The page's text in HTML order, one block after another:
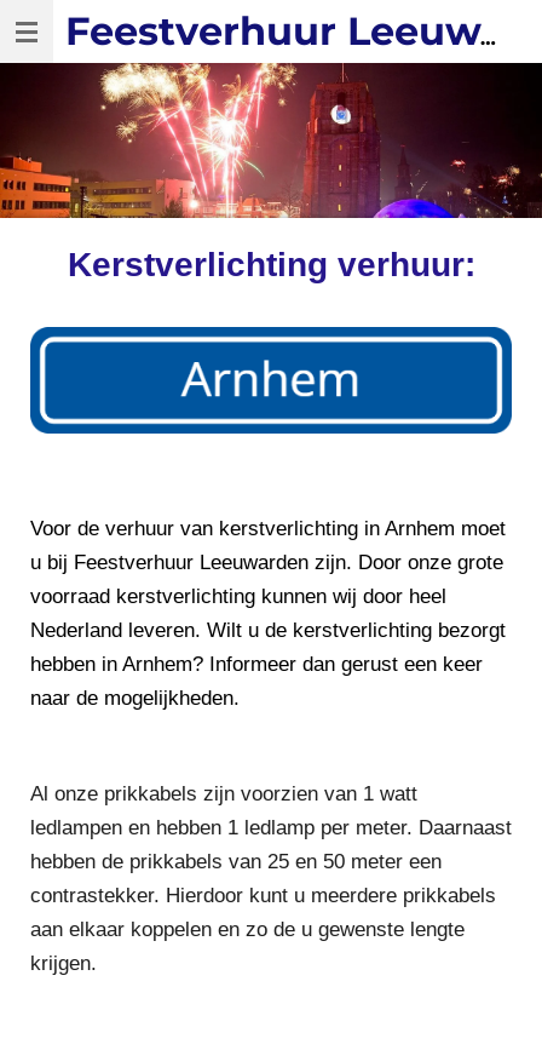
Ga
hoofdinhoud
Feestverhuur Leeuwarden
Kerstverlichting verhuur:
Voor de verhuur van kerstverlichting in Arnhem moet
u bij Feestverhuur Leeuwarden zijn. Door onze grote
voorraad kerstverlichting kunnen wij door heel
Nederland leveren. Wilt u de kerstverlichting bezorgt
hebben in Arnhem? Informeer dan gerust een keer
naar de mogelijkheden.
Al onze prikkabels zijn voorzien van 1 watt
ledlampen en hebben 1 ledlamp per meter. Daarnaast
hebben de prikkabels van 25 en 50 meter een
contrastekker. Hierdoor kunt u meerdere prikkabels
aan elkaar koppelen en zo de u gewenste lengte
krijgen.